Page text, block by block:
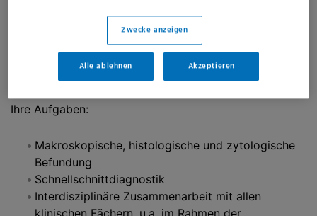
Prostatakrebs), außerdem eine große, renommierte
CED-Ambulanz. Die Praxis versorgt niedergelassene
Kolleginnen und Kollegen sowie weitere Krankenhäuser,
ist außerdem i.R. des Mammographiescreenings tätig.
Ihre Aufgaben:
Makroskopische, histologische und zytologische
Befundung
Schnellschnittdiagnostik
Interdisziplinäre Zusammenarbeit mit allen
klinischen Fächern, u.a. im Rahmen der
Zwecke anzeigen
Alle ablehnen Akzeptieren